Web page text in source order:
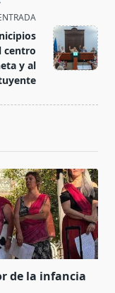
centro
y al
de la infancia